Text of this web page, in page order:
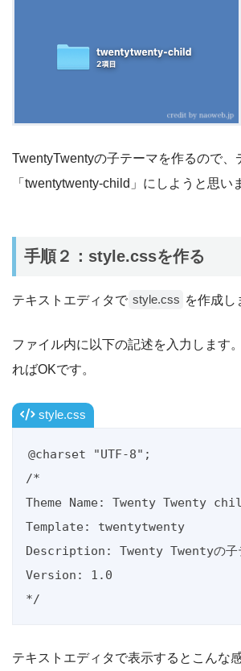
TwentyTwentyの子テーマを作るので、
「twentytwenty-child」にしようと思い
手順２：style.cssを作る
テキストエディタで style.css を作成し
ファイル内に以下の記述を入力します
ればOKです。
style.css
@charset "UTF-8";
/*
Theme Name: Twenty Twenty
Template: twentytwenty
Description: Twenty Twentyの子テ
Version: 1.0
*/
テキストエディタで表示するとこんな感